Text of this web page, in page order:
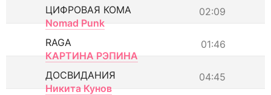
02:09
ЦИФРОВАЯ КОМА
Nomad Punk
01:46
RAGA
КАРТИНА РЭПИНА
04:45
ДОСВИДАНИЯ
Никита Кунов